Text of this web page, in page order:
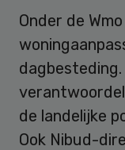
Onder de
de landelijke
Ook Nibud-